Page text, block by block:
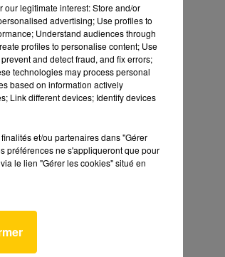
legitimate interest: Store and/or
advertising; Use profiles to
Understand audiences through
profiles to personalise content; Use
and detect fraud, and fix errors;
technologies may process personal
based on information actively
Link different devices; Identify devices
et/ou partenaires dans "Gérer
préférences ne s'appliqueront que pour
le lien "Gérer les cookies" situé en